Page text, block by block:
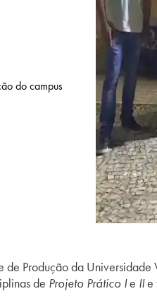
do campus
Produção da
de Projeto Prático Ie IIe